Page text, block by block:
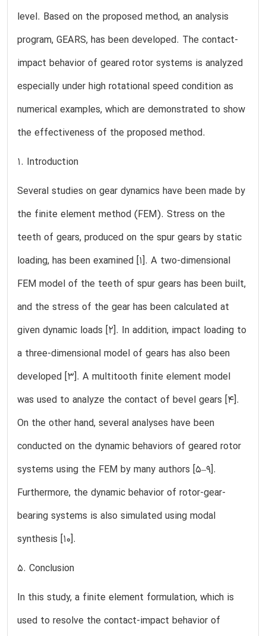
level. Based on the proposed method, an analysis
program, GEARS, has been developed. The contact-
impact behavior of geared rotor systems is analyzed
especially under high rotational speed condition as
numerical examples, which are demonstrated to show
the effectiveness of the proposed method.
1. Introduction
Several studies on gear dynamics have been made by
the finite element method (FEM). Stress on the
teeth of gears, produced on the spur gears by static
loading, has been examined [1]. A two-dimensional
FEM model of the teeth of spur gears has been built,
and the stress of the gear has been calculated at
given dynamic loads [2]. In addition, impact loading to
a three-dimensional model of gears has also been
developed [3]. A multitooth finite element model
was used to analyze the contact of bevel gears [4].
On the other hand, several analyses have been
conducted on the dynamic behaviors of geared rotor
systems using the FEM by many authors [5–9].
Furthermore, the dynamic behavior of rotor-gear-
bearing systems is also simulated using modal
synthesis [10].
5. Conclusion
In this study, a finite element formulation, which is
used to resolve the contact-impact behavior of